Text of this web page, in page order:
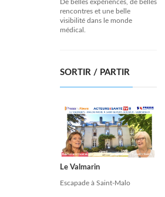
De belles expériences, de belles
rencontres et une belle
visibilité dans le monde
médical.
SORTIR / PARTIR
Le Valmarin
Escapade à Saint-Malo